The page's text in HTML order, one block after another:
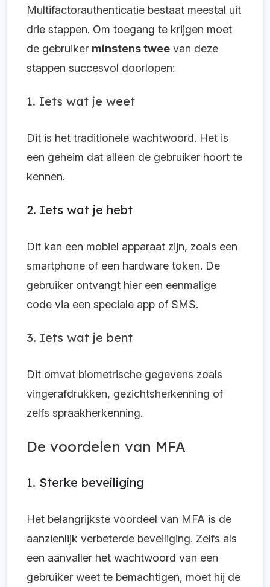
Multifactorauthenticatie bestaat meestal uit
drie stappen. Om toegang te krijgen moet
de gebruiker minstens twee van deze
stappen succesvol doorlopen:
1. Iets wat je weet
Dit is het traditionele wachtwoord. Het is
een geheim dat alleen de gebruiker hoort te
kennen.
2. Iets wat je hebt
Dit kan een mobiel apparaat zijn, zoals een
smartphone of een hardware token. De
gebruiker ontvangt hier een eenmalige
code via een speciale app of SMS.
3. Iets wat je bent
Dit omvat biometrische gegevens zoals
vingerafdrukken, gezichtsherkenning of
zelfs spraakherkenning.
De voordelen van MFA
1. Sterke beveiliging
Het belangrijkste voordeel van MFA is de
aanzienlijk verbeterde beveiliging. Zelfs als
een aanvaller het wachtwoord van een
gebruiker weet te bemachtigen, moet hij de